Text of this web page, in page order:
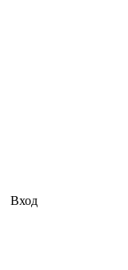
Вход